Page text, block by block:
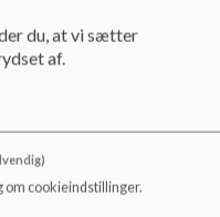
så bevægelse indgår
for
med lokale
du, at vi sætter
af.
om cookieindstillinger.